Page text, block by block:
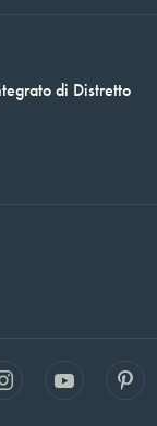
di Distretto